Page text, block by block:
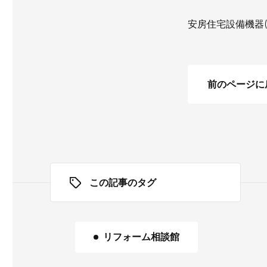
安房住宅設備機器
前のページに
この記事のタグ
リフォーム相談館